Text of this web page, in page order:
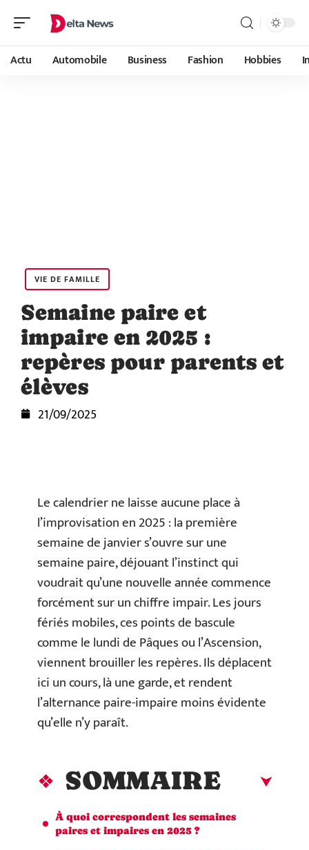
Actu Automobile Business Fashion Hobbies
VIE DE FAMILLE
Semaine paire et
impaire en 2025 :
repères pour parents et
élèves
21/09/2025
Le calendrier ne laisse aucune place à
l’improvisation en 2025 : la première
semaine de janvier s’ouvre sur une
semaine paire, déjouant l’instinct qui
voudrait qu’une nouvelle année commence
forcément sur un chiffre impair. Les jours
fériés mobiles, ces points de bascule
comme le lundi de Pâques ou l’Ascension,
viennent brouiller les repères. Ils déplacent
ici un cours, là une garde, et rendent
l’alternance paire-impaire moins évidente
qu’elle n’y paraît.
SOMMAIRE
À quoi correspondent les semaines
paires et impaires en 2025 ?